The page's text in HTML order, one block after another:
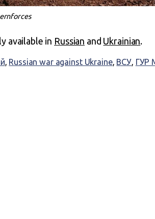
available in Russian and Ukrainian.
, Russian war against Ukraine, ВСУ, ГУР